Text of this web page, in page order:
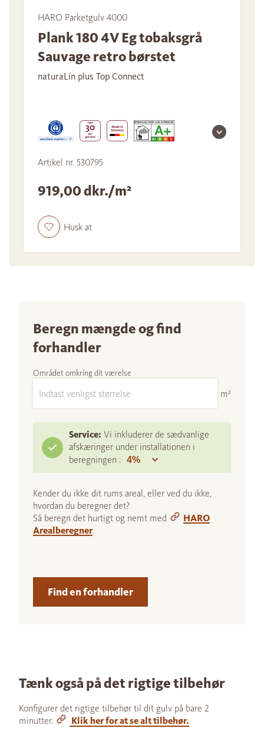
HARO Parketgulv 4000
Plank 180 4V Eg tobaksgrå
Sauvage retro børstet
naturaLin plus Top Connect
Artikel nr. 530795
919,00 dkr./m²
Husk at
Beregn mængde og find
forhandler
Området omkring dit værelse
m²
Service: Vi inkluderer de sædvanlige
afskæringer under installationen i
beregningen :
Kender du ikke dit rums areal, eller ved du ikke,
hvordan du beregner det?
Så beregn det hurtigt og nemt med
HARO
Arealberegner.
Find en forhandler
Tænk også på det rigtige tilbehør
Konfigurer det rigtige tilbehør til dit gulv på bare 2
minutter.
Klik her for at se alt tilbehør.